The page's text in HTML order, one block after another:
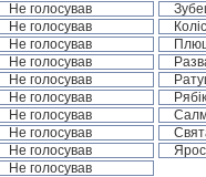
Не голосував
Не голосував
Не голосував
Не голосував
Не голосував
Не голосував
Не голосував
Не голосував
Не голосував
Не голосував